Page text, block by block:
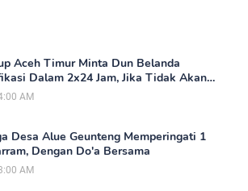
Aceh Timur Minta Dun Belanda
Dalam 2x24 Jam, Jika Tidak Akan
Jalur Hukum
AM
Desa Alue Geunteng Memperingati 1
Dengan Do'a Bersama
AM